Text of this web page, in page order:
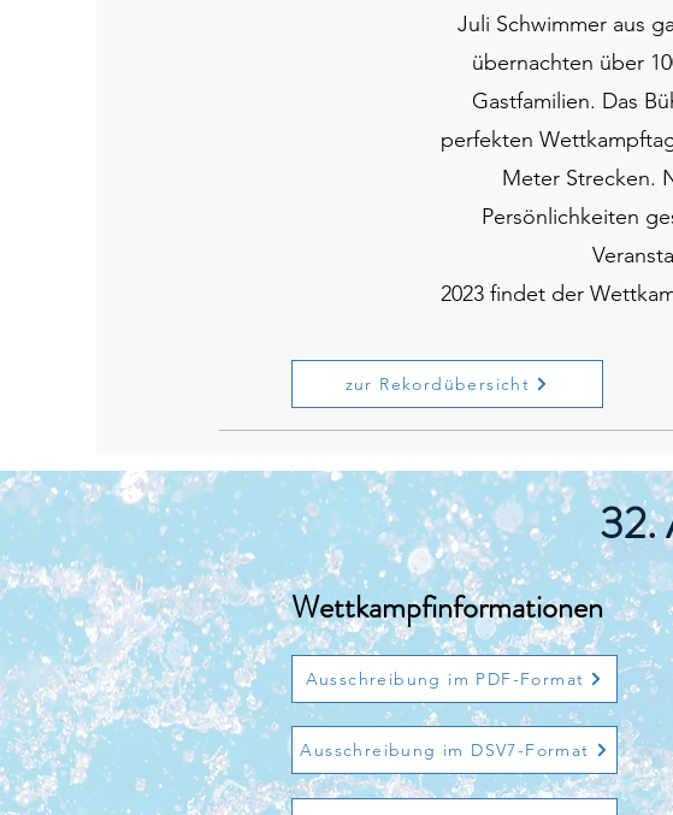
Juli Schwimmer aus
übernachten über
Gastfamilien. Das
perfekten
Meter Strecken.
Persönlichkeiten
2023 findet der
zur Rekordübersicht
32.
Wettkampfinformationen
Ausschreibung im PDF-Format
Ausschreibung im DSV7-Format